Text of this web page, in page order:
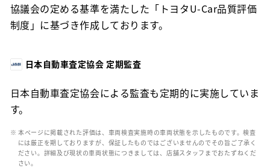
協議会の定める基準を満たした「トヨタU-Car品質評価
制度」に基づき作成しております。
日本自動車査定協会 定期監査
日本自動車査定協会による監査も定期的に実施していま
す。
※ 本ページに掲載された評価は、車両検査実施時の車両状態を示したものです。検査
には厳正を期しておりますが、保証したものではございませんのでその旨ご了承く
ださい。詳細及び現状の車両状態につきましては、店舗スタッフまでおたずねくだ
さい。